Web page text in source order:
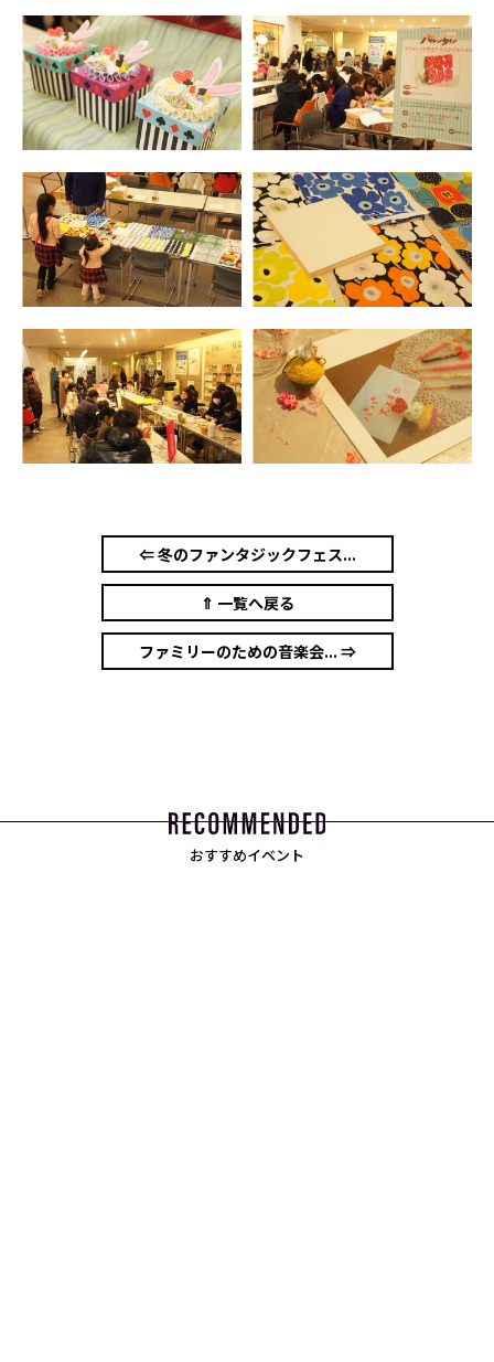
⇐ 冬のファンタジックフェス...
⇑ 一覧へ戻る
ファミリーのための音楽会... ⇒
おすすめイベント